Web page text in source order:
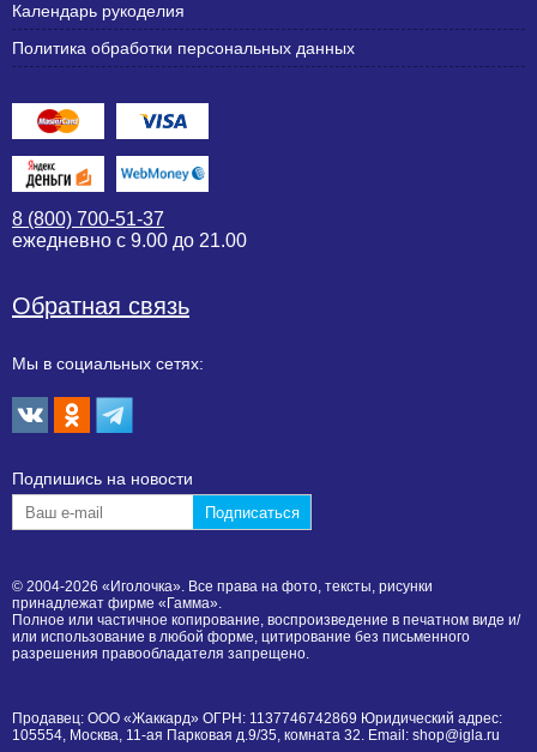
Календарь рукоделия
Политика обработки персональных данных
8 (800) 700-51-37
ежедневно с 9.00 до 21.00
Обратная связь
Мы в социальных сетях:
Подпишиcь на новости
© 2004-2026 «Иголочка». Все права на фото, тексты, рисунки
принадлежат фирме «Гамма».
Полное или частичное копирование, воспроизведение в печатном виде и/
или использование в любой форме, цитирование без письменного
разрешения правообладателя запрещено.
Продавец: ООО «Жаккард» ОГРН: 1137746742869 Юридический адрес:
105554, Москва, 11-ая Парковая д.9/35, комната 32. Email: shop@igla.ru